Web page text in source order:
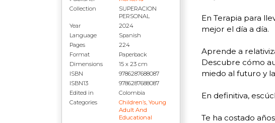
Collection
SUPERACION
PERSONAL
Year
2024
Language
Spanish
Pages
224
Format
Paperback
Dimensions
15 x 23 cm
ISBN
9786287688087
ISBN13
9786287688087
Edited in
Colombia
Categories
Children’s, Young
Adult And
Educational
En Terapia para
mejor el día a día.
Aprende a
Descubre cómo
miedo al futuro y
En definitiva,
Te ha costado